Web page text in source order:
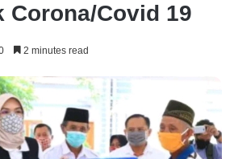
Corona/Covid 19
2 minutes read